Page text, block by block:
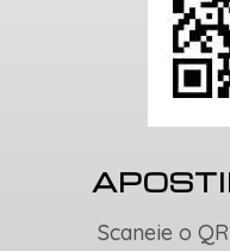
Scaneie o